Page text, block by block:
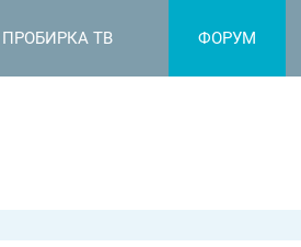
ПРОБИРКА ТВ ФОРУМ